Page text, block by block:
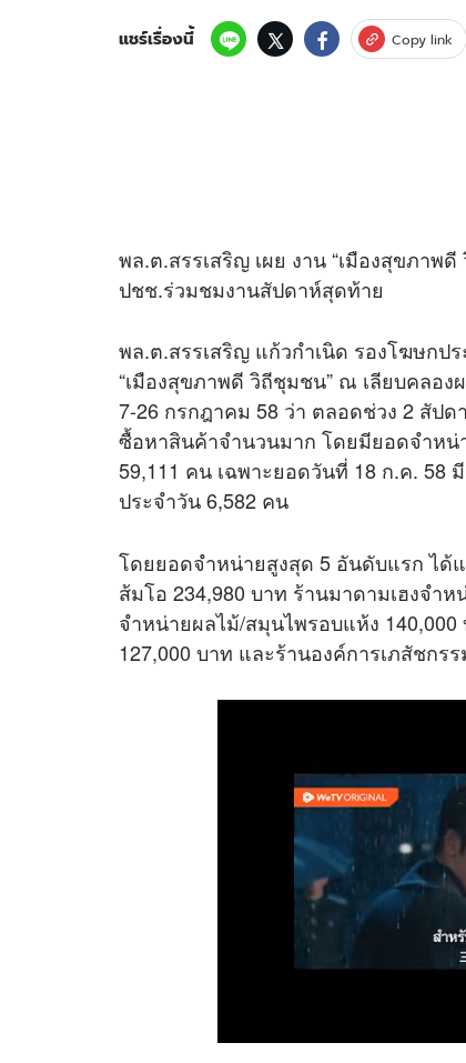
แชร์เรื่องนี้ Copy link
พล.ต.สรรเสริญ เผย งาน “เมืองสุขภาพ
ปชช.ร่วมชมงานสัปดาห์สุดท้าย
พล.ต.สรรเสริญ แก้วกำเนิด รองโฆษกป
“เมืองสุขภาพดี วิถีชุมชน” ณ เลียบคลอง
7-26 กรกฎาคม 58 ว่า ตลอดช่วง 2 สัป
ซื้อหาสินค้าจำนวนมาก โดยมียอดจำหน่
59,111 คน เฉพาะยอดวันที่ 18 ก.ค. 58
ประจำวัน 6,582 คน
โดยยอดจำหน่ายสูงสุด 5 อันดับแรก ไ
ส้มโอ 234,980 บาท ร้านมาดามเฮงจ
จำหน่ายผลไม้/สมุนไพรอบแห้ง
127,000 บาท และร้านองค์การเภสัชก